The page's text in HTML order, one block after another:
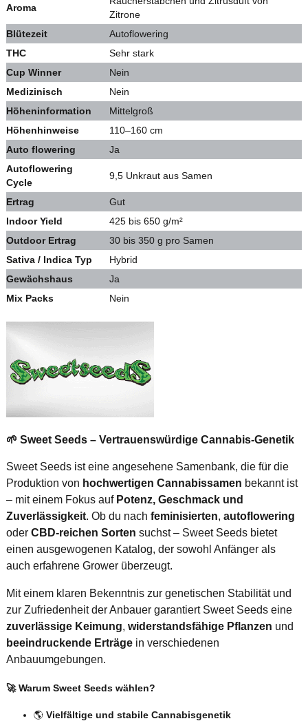
Aroma
Zitrone
Blütezeit
Autoflowering
THC
Sehr stark
Cup Winner
Nein
Medizinisch
Nein
Höheninformation
Mittelgroß
Höhenhinweise
110–160 cm
Auto flowering
Ja
Autoflowering
Cycle
9,5 Unkraut aus Samen
Ertrag
Gut
Indoor Yield
425 bis 650 g/m²
Outdoor Ertrag
30 bis 350 g pro Samen
Sativa / Indica Typ
Hybrid
Gewächshaus
Ja
Mix Packs
Nein
🌱 Sweet Seeds – Vertrauenswürdige Cannabis-Genetik
Sweet Seeds ist eine angesehene Samenbank, die für die
Produktion von hochwertigen Cannabissamen bekannt ist
– mit einem Fokus auf Potenz, Geschmack und
Zuverlässigkeit. Ob du nach feminisierten, autoflowering
oder CBD-reichen Sorten suchst – Sweet Seeds bietet
einen ausgewogenen Katalog, der sowohl Anfänger als
auch erfahrene Grower überzeugt.
Mit einem klaren Bekenntnis zur genetischen Stabilität und
zur Zufriedenheit der Anbauer garantiert Sweet Seeds eine
zuverlässige Keimung, widerstandsfähige Pflanzen und
beeindruckende Erträgein verschiedenen
Anbauumgebungen.
🚀 Warum Sweet Seeds wählen?
🌎 Vielfältige und stabile Cannabisgenetik